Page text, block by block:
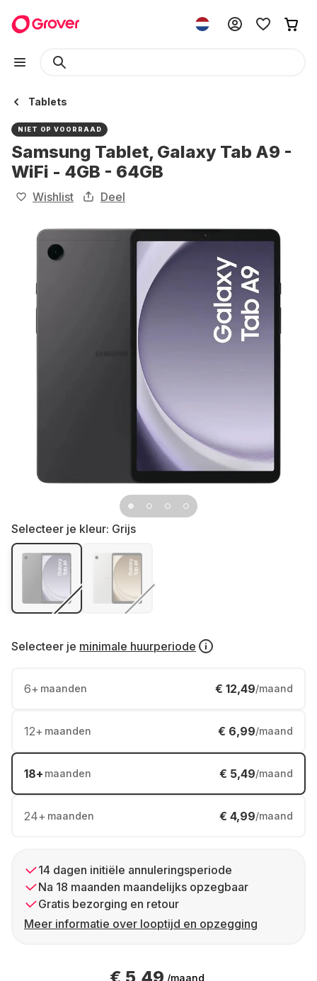
Tablets
NIET OP VOORRAAD
Samsung Tablet, Galaxy Tab A9 -
WiFi - 4GB - 64GB
Wishlist Deel
Selecteer je kleur: Grijs
Selecteer je minimale huurperiode
6+ maanden € 12,49/maand
12+ maanden € 6,99/maand
18+ maanden € 5,49/maand
24+ maanden € 4,99/maand
14 dagen initiële annuleringsperiode
Na 18 maanden maandelijks opzegbaar
Gratis bezorging en retour
Meer informatie over looptijd en opzegging
/maand